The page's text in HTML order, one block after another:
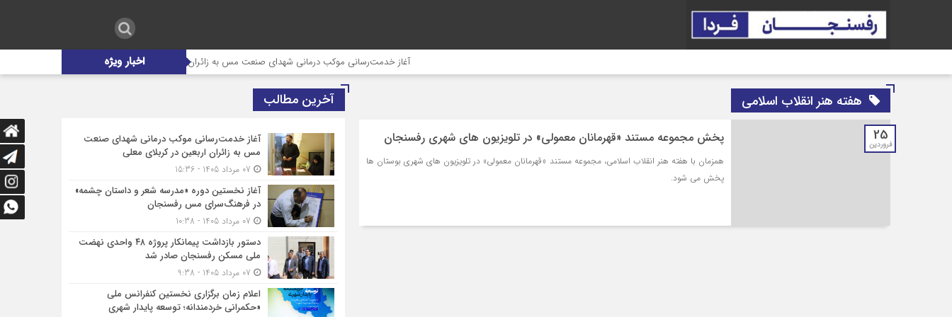
اخبار ویژهآغاز خدمت‌رسانی موکب درمانی شهدای صنعت مس به زائران اربعین در کربلای معلی
هفته هنر انقلاب اسلامی
25
فروردین پخش مجموعه مستند «قهرمانان معمولی» در تلویزیون های شهری رفسنجان
همزمان با هفته هنر انقلاب اسلامی، مجموعه مستند «قهرمانان معمولی» در تلویزیون های شهری بوستان ها
پخش می شود.
آخرین مطالب
آغاز خدمت‌رسانی موکب درمانی شهدای صنعت
مس به زائران اربعین در کربلای معلی
آغاز نخستین دوره «مدرسه شعر و داستان چشمه»
در فرهنگ‌سرای مس رفسنجان
دستور بازداشت پیمانکار پروژه ۴۸ واحدی نهضت
ملی مسکن رفسنجان صادر شد
اعلام زمان برگزاری نخستین کنفرانس ملی
«حکمرانی خردمندانه؛ توسعه پایدار شهری